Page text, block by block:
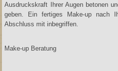
Ausdruckskraft Ihrer Augen betonen
geben. Ein fertiges Make-up nach
Abschluss mit inbegriffen.
Make-up Beratung